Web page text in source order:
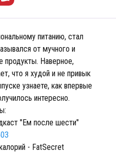
питанию, стал
от мучного и
продукты. Наверное,
что я худой и не привык
узнаете, как впервые
интересно.
"Ем после шести"
- FatSecret